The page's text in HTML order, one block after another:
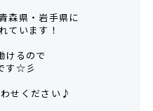
森県・岩手県に
ています！
けるので
す☆彡
せください♪